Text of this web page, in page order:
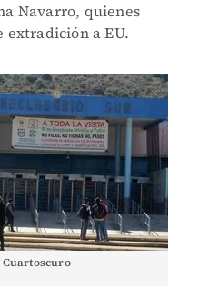
Navarro, quienes
extradición a EU.
Cuartoscuro